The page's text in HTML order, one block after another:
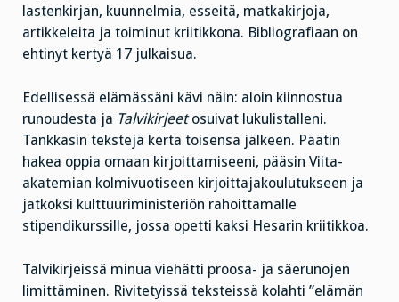
lastenkirjan, kuunnelmia, esseitä, matkakirjoja,
artikkeleita ja toiminut kriitikkona. Bibliografiaan on
ehtinyt kertyä 17 julkaisua.
Edellisessä elämässäni kävi näin: aloin kiinnostua
runoudesta ja Talvikirjeetosuivat lukulistalleni.
Tankkasin tekstejä kerta toisensa jälkeen. Päätin
hakea oppia omaan kirjoittamiseeni, pääsin Viita-
akatemian kolmivuotiseen kirjoittajakoulutukseen ja
jatkoksi kulttuuriministeriön rahoittamalle
stipendikurssille, jossa opetti kaksi Hesarin kriitikkoa.
Talvikirjeissä minua viehätti proosa- ja säerunojen
limittäminen. Rivitetyissä teksteissä kolahti ”elämän